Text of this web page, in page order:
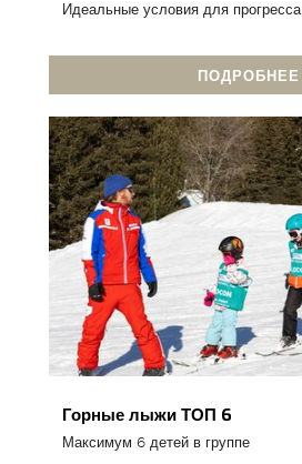
Идеальные условия для прогресса
ПОДРОБНЕЕ
Горные лыжи ТОП 6
Максимум 6 детей в группе